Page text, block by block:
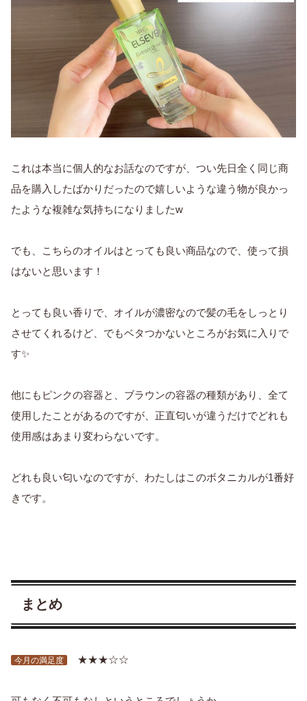
これは本当に個人的なお話なのですが、つい先日全く同じ商
品を購入したばかりだったので嬉しいような違う物が良かっ
たような複雑な気持ちになりましたw
でも、こちらのオイルはとっても良い商品なので、使って損
はないと思います！
とっても良い香りで、オイルが濃密なので髪の毛をしっとり
させてくれるけど、でもベタつかないところがお気に入りで
す✨
他にもピンクの容器と、ブラウンの容器の種類があり、全て
使用したことがあるのですが、正直匂いが違うだけでどれも
使用感はあまり変わらないです。
どれも良い匂いなのですが、わたしはこのボタニカルが1番好
きです。
まとめ
今月の満足度 ★★★☆☆